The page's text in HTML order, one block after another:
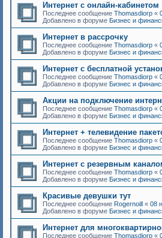
Интернет с онлайн-кабинетом
Последнее сообщение Thomasdiorp «
Добавлено в форуме Бизнес и
Интернет в рассрочку
Последнее сообщение Thomasdiorp «
Добавлено в форуме Бизнес и
Интернет с бесплатной
Последнее сообщение Thomasdiorp «
Добавлено в форуме Бизнес и
Акции на подключение
Последнее сообщение Thomasdiorp «
Добавлено в форуме Бизнес и
Интернет + телевидение
Последнее сообщение Thomasdiorp «
Добавлено в форуме Бизнес и
Интернет с резервным
Последнее сообщение Thomasdiorp «
Добавлено в форуме Бизнес и
Красивые девушки тут
Последнее сообщение Rogernoill « 08
Добавлено в форуме Бизнес и
Интернет для
Последнее сообщение Thomasdiorp «